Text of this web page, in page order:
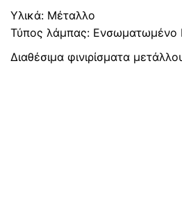
Υλικά: Μέταλλο
Τύπος λάμπας: Ενσωματωμένο
Διαθέσιμα φινιρίσματα